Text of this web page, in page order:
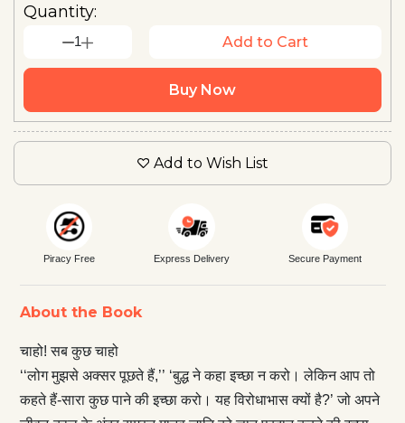
Quantity:
1 Add to Cart
Buy Now
Add to Wish List
Piracy Free Express Delivery Secure Payment
About the Book
चाहो! सब कुछ चाहो
‘‘लोग मुझसे अक्सर पूछते हैं,’’ ‘बुद्ध ने कहा इच्छा न करो। लेकिन आप तो
कहते हैं-सारा कुछ पाने की इच्छा करो। यह विरोधाभास क्यों है?’ जो अपने